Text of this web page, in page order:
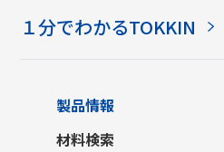
１分でわかるTOKKIN
製品情報
材料検索